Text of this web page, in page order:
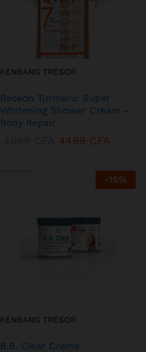
KENBANG TRÉSOR
Beckon Turmeric Super
Whitening Shower Cream –
Body Repair
4499 CFA
-15%
KENBANG TRÉSOR
B.B. Clear Crème